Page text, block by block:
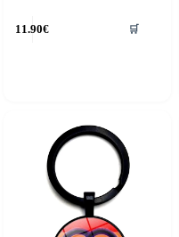
11.90€ 🛒